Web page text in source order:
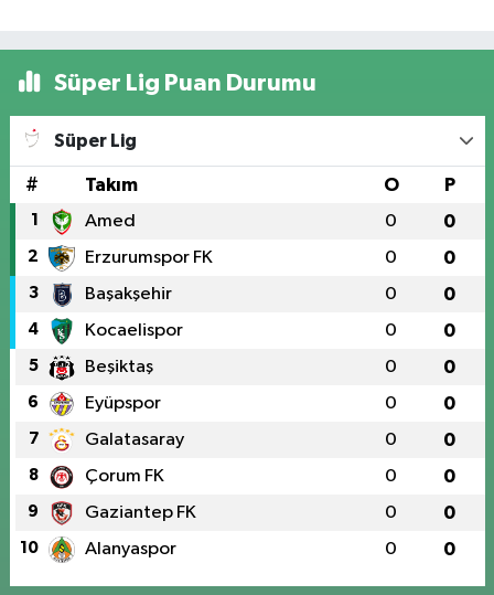
Süper Lig Puan Durumu
Süper Lig
# Takım O P
1 Amed 0 0
2 Erzurumspor FK 0 0
3 Başakşehir 0 0
4 Kocaelispor 0 0
5 Beşiktaş 0 0
6 Eyüpspor 0 0
7 Galatasaray 0 0
8 Çorum FK 0 0
9 Gaziantep FK 0 0
10 Alanyaspor 0 0